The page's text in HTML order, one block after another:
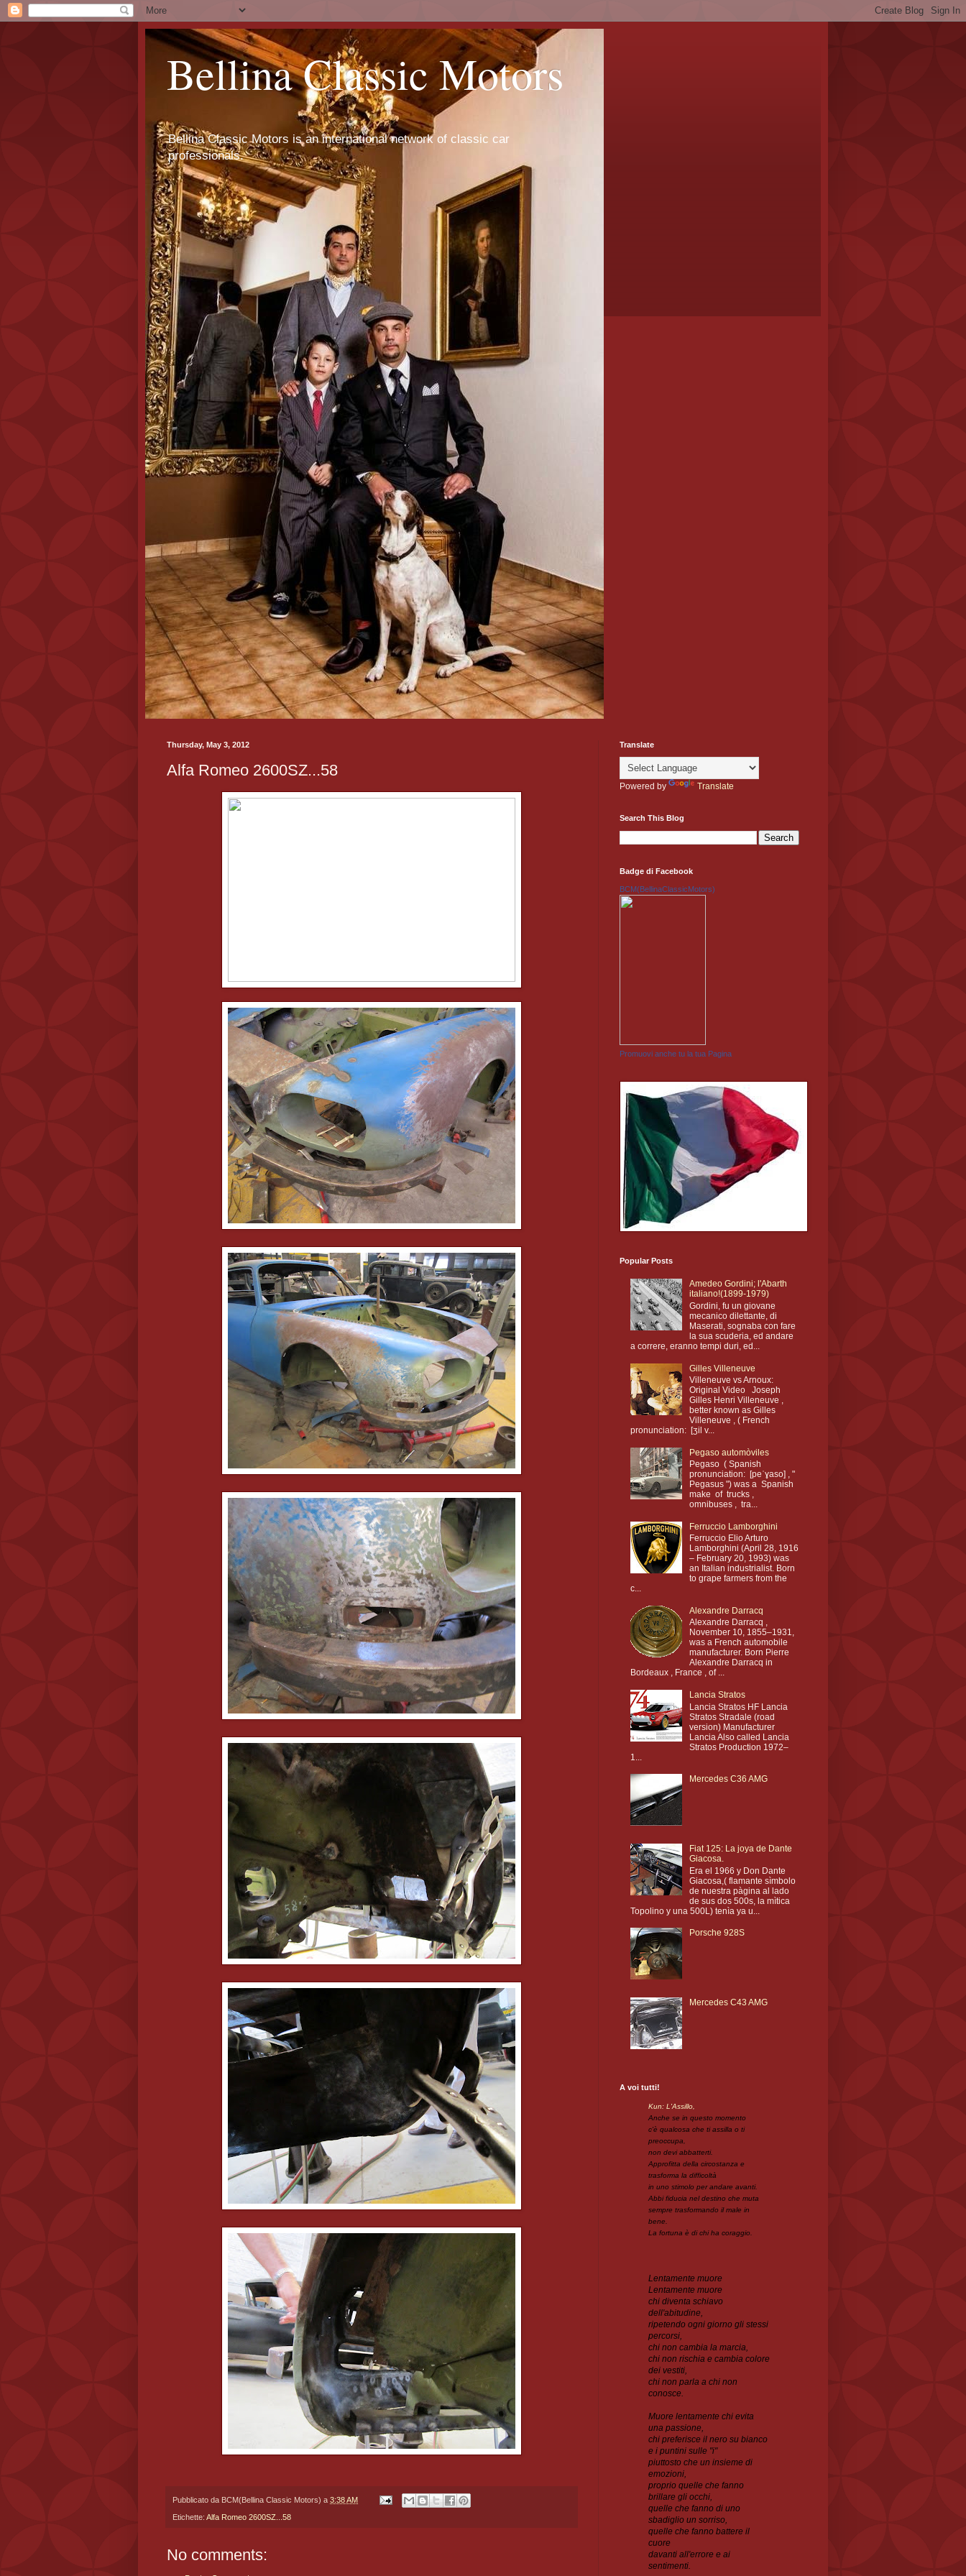
Bellina Classic Motors
Bellina Classic Motors is an international network of classic car
professionals.
Thursday, May 3, 2012
Alfa Romeo 2600SZ...58
Pubblicato da BCM(Bellina Classic Motors) a 3:38 AM
Etichette: Alfa Romeo 2600SZ...58
No comments:
Translate
Powered by Translate
Search This Blog
Badge di Facebook
BCM(BellinaClassicMotors)
Promuovi anche tu la tua Pagina
Popular Posts
Amedeo Gordini; l'Abarth
italiano!(1899-1979)
Gordini, fu un giovane
mecanico dilettante, di
Maserati, sognaba con fare
la sua scuderia, ed andare
a correre, eranno tempi duri, ed...
Gilles Villeneuve
Villeneuve vs Arnoux:
Original Video Joseph
Gilles Henri Villeneuve ,
better known as Gilles
Villeneuve , ( French
pronunciation: [ʒil v...
Pegaso automòviles
Pegaso ( Spanish
pronunciation: [peˈɣaso] , "
Pegasus ") was a Spanish
make of trucks ,
omnibuses , tra...
Ferruccio Lamborghini
Ferruccio Elio Arturo
Lamborghini (April 28, 1916
– February 20, 1993) was
an Italian industrialist. Born
to grape farmers from the
c...
Alexandre Darracq
Alexandre Darracq ,
November 10, 1855–1931,
was a French automobile
manufacturer. Born Pierre
Alexandre Darracq in
Bordeaux , France , of ...
Lancia Stratos
Lancia Stratos HF Lancia
Stratos Stradale (road
version) Manufacturer
Lancia Also called Lancia
Stratos Production 1972–
1...
Mercedes C36 AMG
Fiat 125: La joya de Dante
Giacosa.
Era el 1966 y Don Dante
Giacosa,( flamante sìmbolo
de nuestra pàgina al lado
de sus dos 500s, la mìtica
Topolino y una 500L) tenìa ya u...
Porsche 928S
Mercedes C43 AMG
A voi tutti!
Kun: L'Assillo,
Anche se in questo momento
c'è qualcosa che ti assilla o ti
preoccupa,
non devi abbatterti.
Approfitta della circostanza e
trasforma la difficoltà
in uno stimolo per andare avanti.
Abbi fiducia nel destino che muta
sempre trasformando il male in
bene.
La fortuna è di chi ha coraggio.
Lentamente muore
Lentamente muore
chi diventa schiavo
dell'abitudine,
ripetendo ogni giorno gli stessi
percorsi,
chi non cambia la marcia,
chi non rischia e cambia colore
dei vestiti,
chi non parla a chi non
conosce.
Muore lentamente chi evita
una passione,
chi preferisce il nero su bianco
e i puntini sulle "i"
piuttosto che un insieme di
emozioni,
proprio quelle che fanno
brillare gli occhi,
quelle che fanno di uno
sbadiglio un sorriso,
quelle che fanno battere il
cuore
davanti all'errore e ai
sentimenti.